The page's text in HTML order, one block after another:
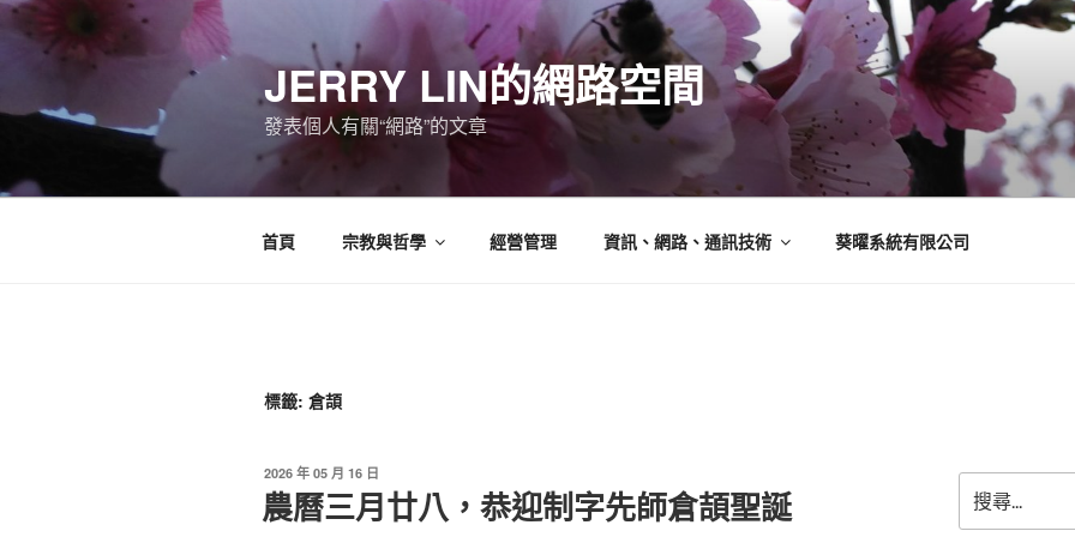
跳
JERRY LIN的網路空間
發表個人有關“網路”的文章
首頁 宗教與哲學 經營管理 資訊、網路、通訊技術 葵曜系統有限公司
標籤: 倉頡
發
佈
於
2026 年 05 月 16 日
農曆三月廿八，恭迎制字先師倉頡聖誕
尋